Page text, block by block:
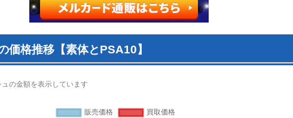
価格推移【素体とPSA10】
の金額を表示しています